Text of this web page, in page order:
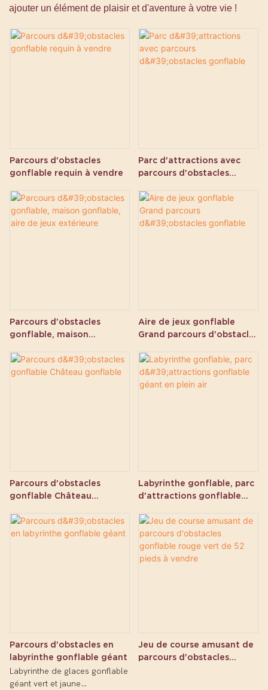
ajouter un élément de plaisir et d'aventure à votre vie !
Parcours d'obstacles
gonflable requin à vendre
Parc d'attractions avec
parcours d'obstacles
Parcours d'obstacles
gonflable, maison
extérieure
Aire de jeux gonflable
Grand parcours d'obstacles
Parcours d'obstacles
gonflable Château
Labyrinthe gonflable, parc
d'attractions gonflable
Parcours d'obstacles en
labyrinthe gonflable géant
Labyrinthe de glaces gonflable
géant vert et jaune
Jeu de course amusant de
parcours d'obstacles